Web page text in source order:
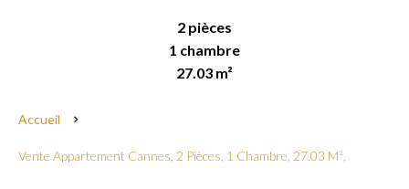
2 pièces
1 chambre
27.03 m²
Accueil
Vente Appartement Cannes, 2 Pièces, 1 Chambre, 27.03 M²,